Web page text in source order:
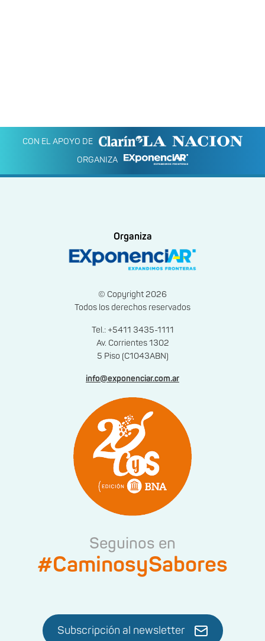
CON EL APOYO DE
ORGANIZA
Organiza
© Copyright 2026
Todos los derechos reservados
Tel.: +5411 3435-1111
Av. Corrientes 1302
5 Piso (C1043ABN)
info@exponenciar.com.ar
Seguinos en
#CaminosySabores
Subscripción al newsletter